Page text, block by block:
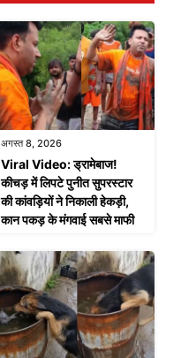
अगस्त 8, 2026
Viral Video: ड्रामेबाज!
कीचड़ में लिपटे पुनीत सुपरस्टार
की कांवड़ियों ने निकाली हेकड़ी,
कान पकड़ के मंगवाई सबसे माफी